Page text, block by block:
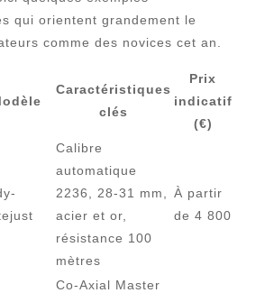
qui orientent grandement le
comme des novices cet an.
Caractéristiques
clés
Prix
indicatif
(€)
Calibre
automatique
2236, 28-31 mm,
acier et or,
résistance 100
mètres
À partir
de 4 800
Co-Axial Master